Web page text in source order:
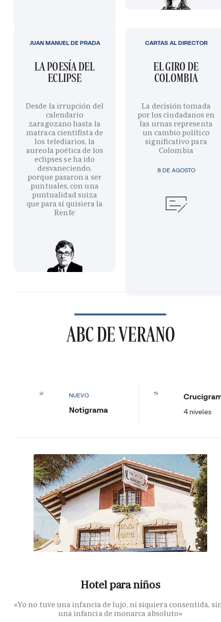
LA POESÍA DEL
ECLIPSE
Desde la irrupción del
calendario
zaragozano hasta la
matraca cientifista de
los telediarios, la
aureola poética de los
eclipses se ha ido
desvaneciendo,
porque pasaron a ser
puntuales, con una
puntualidad suiza
que para sí quisiera la
Renfe
JUAN MANUEL DE PRADA
8 DE AGOSTO
EL GIRO DE
COLOMBIA
La decisión tomada
por los ciudadanos en
las urnas representa
un cambio político
significativo para
Colombia
CARTAS AL DIRECTOR
ABC DE VERANO
NUEVO
Notigrama 4 niveles
Hotel para niños
«Yo no tuve una infancia de lujo, ni siquiera consentida,
una infancia de monarca absoluto»